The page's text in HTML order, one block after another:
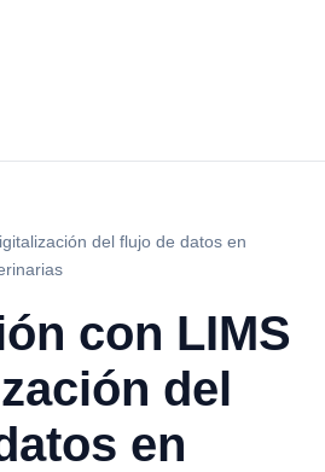
del flujo de datos en
con LIMS
del
en